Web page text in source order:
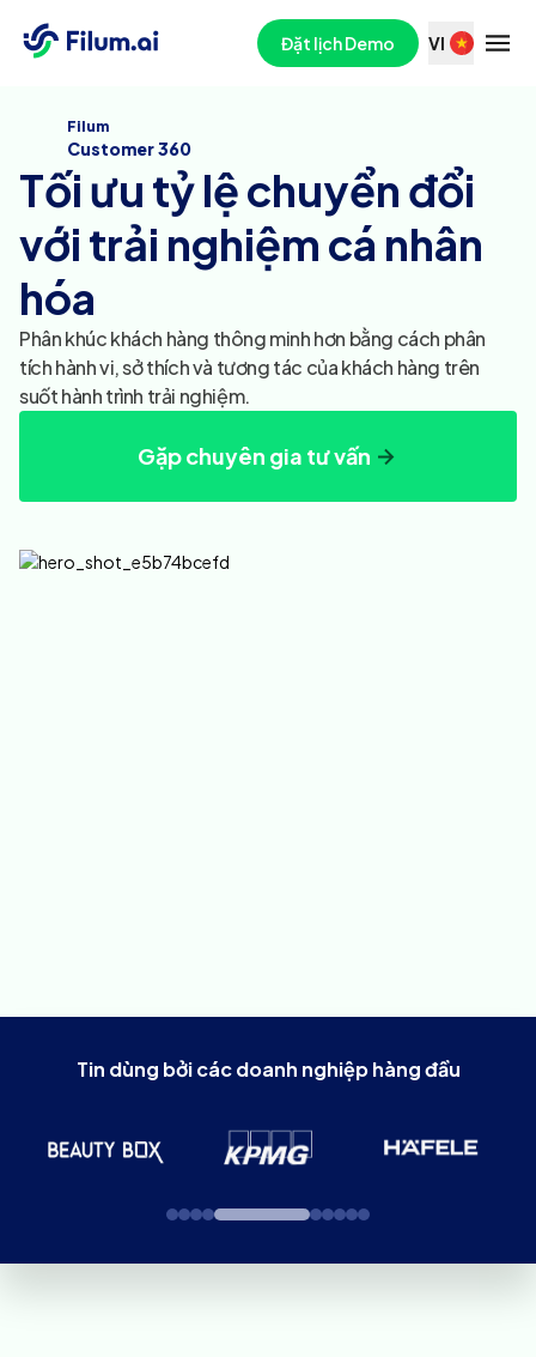
Đặt lịch Demo VI
Filum
Customer 360
Tối ưu tỷ lệ chuyển đổi
với trải nghiệm cá nhân
hóa
Phân khúc khách hàng thông minh hơn bằng cách phân
tích hành vi, sở thích và tương tác của khách hàng trên
suốt hành trình trải nghiệm.
Gặp chuyên gia tư vấn
Tin dùng bởi các doanh nghiệp hàng đầu